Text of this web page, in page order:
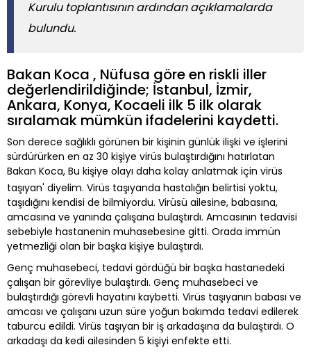
Kurulu toplantısının ardından açıklamalarda
bulundu.
Bakan Koca , Nüfusa göre en riskli iller
değerlendirildiğinde; İstanbul, İzmir,
Ankara, Konya, Kocaeli ilk 5 ilk olarak
sıralamak mümkün ifadelerini kaydetti.
Son derece sağlıklı görünen bir kişinin günlük ilişki ve işlerini
sürdürürken en az 30 kişiye virüs bulaştırdığını hatırlatan
Bakan Koca, Bu kişiye olayı daha kolay anlatmak için virüs
taşıyan' diyelim. Virüs taşıyanda hastalığın belirtisi yoktu,
taşıdığını kendisi de bilmiyordu. Virüsü ailesine, babasına,
amcasına ve yanında çalışana bulaştırdı. Amcasının tedavisi
sebebiyle hastanenin muhasebesine gitti. Orada immün
yetmezliği olan bir başka kişiye bulaştırdı.
Genç muhasebeci, tedavi gördüğü bir başka hastanedeki
çalışan bir görevliye bulaştırdı. Genç muhasebeci ve
bulaştırdığı görevli hayatını kaybetti. Virüs taşıyanın babası ve
amcası ve çalışanı uzun süre yoğun bakımda tedavi edilerek
taburcu edildi. Virüs taşıyan bir iş arkadaşına da bulaştırdı. O
arkadaşı da kedi ailesinden 5 kişiyi enfekte etti.